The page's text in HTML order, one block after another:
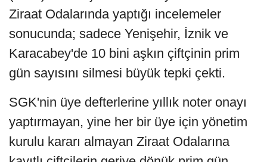
Ziraat Odalarında yaptığı incelemeler
sonucunda; sadece Yenişehir, İznik ve
Karacabey'de 10 bini aşkın çiftçinin prim
gün sayısını silmesi büyük tepki çekti.
SGK'nin üye defterlerine yıllık noter onayı
yaptırmayan, yine her bir üye için yönetim
kurulu kararı almayan Ziraat Odalarına